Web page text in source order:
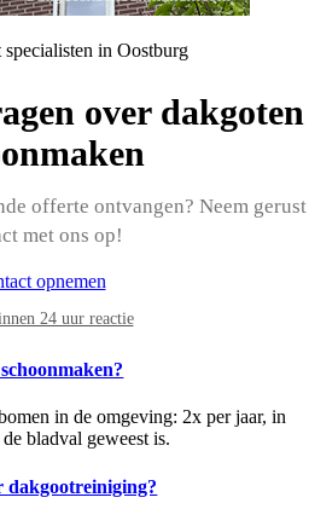
over dakgoten
offerte ontvangen? Neem gerust
met ons op!
opnemen
24 uur reactie
in de omgeving: 2x per jaar, in
bladval geweest is.
dakgootreiniging?